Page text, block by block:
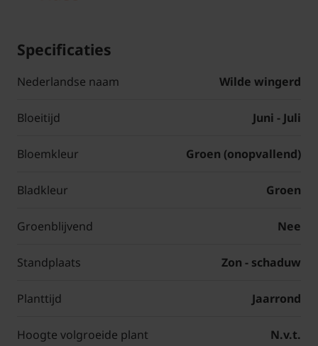
Specificaties
Nederlandse naam Wilde wingerd
Bloeitijd Juni - Juli
Bloemkleur Groen (onopvallend)
Bladkleur Groen
Groenblijvend Nee
Standplaats Zon - schaduw
Planttijd Jaarrond
Hoogte volgroeide plant N.v.t.